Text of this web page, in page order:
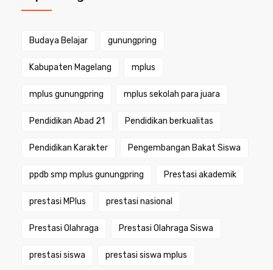
Budaya Belajar gunungpring
Kabupaten Magelang mplus
mplus gunungpring mplus sekolah para juara
Pendidikan Abad 21 Pendidikan berkualitas
Pendidikan Karakter Pengembangan Bakat Siswa
ppdb smp mplus gunungpring Prestasi akademik
prestasi MPlus prestasi nasional
Prestasi Olahraga Prestasi Olahraga Siswa
prestasi siswa prestasi siswa mplus